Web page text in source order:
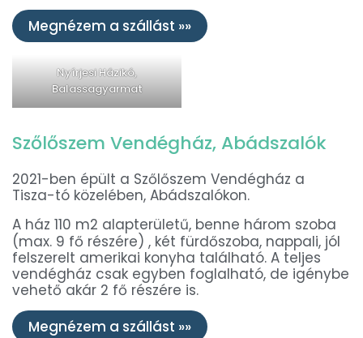
Megnézem a szállást »»
Nyírjesi Házikó,
Balassagyarmat
Szőlőszem Vendégház, Abádszalók
2021-ben épült a Szőlőszem Vendégház a
Tisza-tó közelében, Abádszalókon.
A ház 110 m2 alapterületű, benne három szoba
(max. 9 fő részére) , két fürdőszoba, nappali, jól
felszerelt amerikai konyha található. A teljes
vendégház csak egyben foglalható, de igénybe
vehető akár 2 fő részére is.
Megnézem a szállást »»